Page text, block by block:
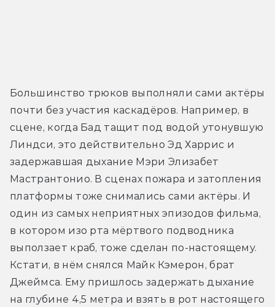
Большинство трюков выполняли сами актёры
почти без участия каскадёров. Например, в
сцене, когда Бад тащит под водой утонувшую
Линдси, это действительно Эд Харрис и
задержавшая дыхание Мэри Элизабет
Мастрантонио. В сценах пожара и затопления
платформы тоже снимались сами актёры. И
один из самых неприятных эпизодов фильма,
в котором изо рта мёртвого подводника
выползает краб, тоже сделан по-настоящему.
Кстати, в нём снялся Майк Кэмерон, брат
Джеймса. Ему пришлось задержать дыхание
на глубине 4,5 метра и взять в рот настоящего